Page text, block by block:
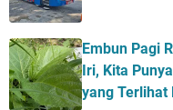
Embun Pagi
Iri, Kita
yang Terlihat